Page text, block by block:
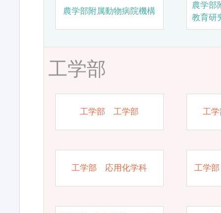
農学部附属動物病院機構
農学部
教育研
工学部
工学部 工学部 工
工学部 応用化学科 工学